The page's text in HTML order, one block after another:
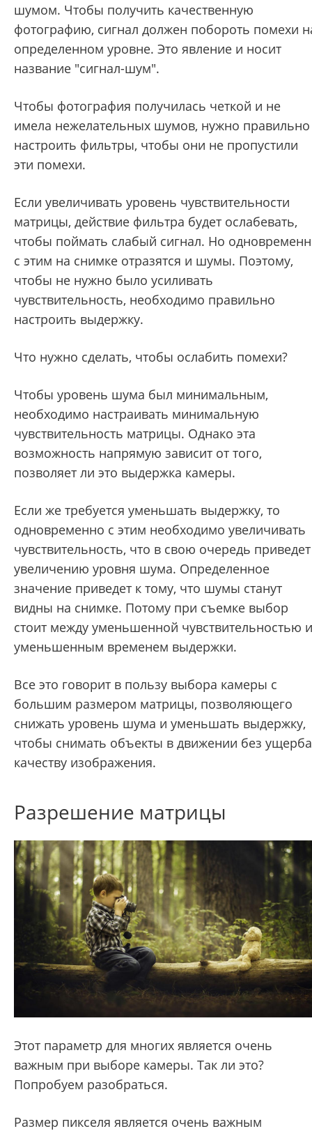
шумом. Чтобы получить качественную
фотографию, сигнал должен побороть помехи
определенном уровне. Это явление и носит
название "сигнал-шум".
Чтобы фотография получилась четкой и не
имела нежелательных шумов, нужно правильно
настроить фильтры, чтобы они не пропустили
эти помехи.
Если увеличивать уровень чувствительности
матрицы, действие фильтра будет ослабевать,
чтобы поймать слабый сигнал. Но
с этим на снимке отразятся и шумы. Поэтому,
чтобы не нужно было усиливать
чувствительность, необходимо правильно
настроить выдержку.
Что нужно сделать, чтобы ослабить помехи?
Чтобы уровень шума был минимальным,
необходимо настраивать минимальную
чувствительность матрицы. Однако эта
возможность напрямую зависит от того,
позволяет ли это выдержка камеры.
Если же требуется уменьшать выдержку, то
одновременно с этим необходимо увеличивать
чувствительность, что в свою очередь
увеличению уровня шума. Определенное
значение приведет к тому, что шумы станут
видны на снимке. Потому при съемке выбор
стоит между уменьшенной чувствительностью и
уменьшенным временем выдержки.
Все это говорит в пользу выбора камеры с
большим размером матрицы, позволяющего
снижать уровень шума и уменьшать выдержку,
чтобы снимать объекты в движении без ущерба
качеству изображения.
Разрешение матрицы
Этот параметр для многих является очень
важным при выборе камеры. Так ли это?
Попробуем разобраться.
Размер пикселя является очень важным